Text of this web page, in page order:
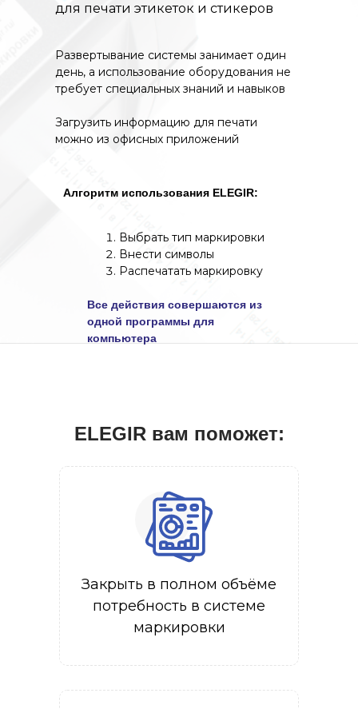
для печати этикеток и стикеров
Алгоритм использования ELEGIR:
Развертывание системы занимает один
день, а использование оборудования не
требует специальных знаний и навыков
Загрузить информацию для печати
можно из офисных приложений
Выбрать тип маркировки
Внести символы
Распечатать маркировку
Все действия совершаются из
одной программы для
компьютера
ELEGIR вам поможет:
Закрыть в полном объёме
потребность в системе
маркировки